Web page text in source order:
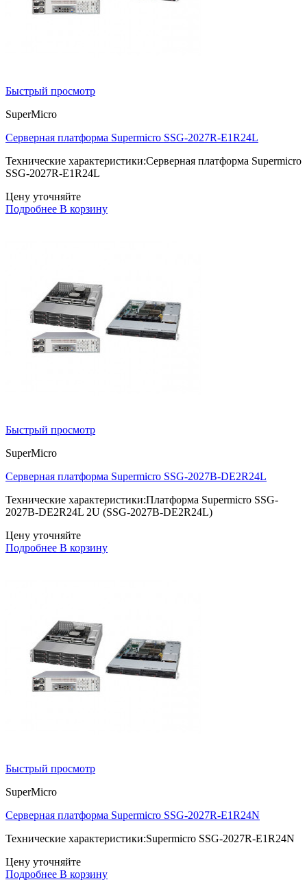
Быстрый просмотр
SuperMicro
Серверная платформа Supermicro SSG-2027R-E1R24L
Технические характеристики:Серверная платформа Supermicro
SSG-2027R-E1R24L
Цену уточняйте
Подробнее В корзину
Быстрый просмотр
SuperMicro
Серверная платформа Supermicro SSG-2027B-DE2R24L
Технические характеристики:Платформа Supermicro SSG-
2027B-DE2R24L 2U (SSG-2027B-DE2R24L)
Цену уточняйте
Подробнее В корзину
Быстрый просмотр
SuperMicro
Серверная платформа Supermicro SSG-2027R-E1R24N
Технические характеристики:Supermicro SSG-2027R-E1R24N
Цену уточняйте
Подробнее В корзину